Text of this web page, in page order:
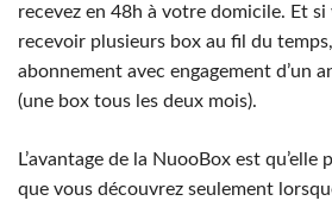
recevez en 48h à votre domicile. Et si
recevoir plusieurs box au fil du
abonnement avec engagement d’un
(une box tous les deux mois).
L’avantage de la NuooBox est
que vous découvrez seulement